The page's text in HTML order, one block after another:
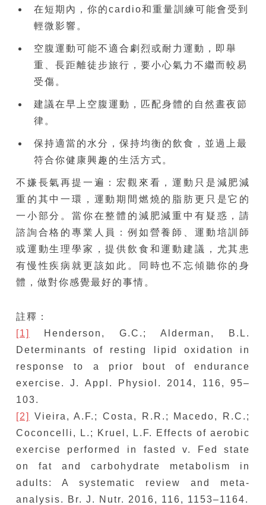
在短期內，你的cardio和重量訓練可能會受到
輕微影響。
空腹運動可能不適合劇烈或耐力運動，即舉
重、長距離徒步旅行，要小心氣力不繼而較易
受傷。
建議在早上空腹運動，匹配身體的自然晝夜節
律。
保持適當的水分，保持均衡的飲食，並過上最
符合你健康興趣的生活方式。
不嫌長氣再提一遍：宏觀來看，運動只是減肥減
重的其中一環，運動期間燃燒的脂肪更只是它的
一小部分。當你在整體的減肥減重中有疑惑，請
諮詢合格的專業人員：例如營養師、運動培訓師
或運動生理學家，提供飲食和運動建議，尤其患
有慢性疾病就更該如此。同時也不忘傾聽你的身
體，做對你感覺最好的事情。
註釋：
[1]
Henderson, G.C.; Alderman, B.L.
Determinants of resting lipid oxidation in
response to a prior bout of endurance
exercise. J. Appl. Physiol. 2014, 116, 95–
103.
[2]
Vieira, A.F.; Costa, R.R.; Macedo, R.C.;
Coconcelli, L.; Kruel, L.F. Effects of aerobic
exercise performed in fasted v. Fed state
on fat and carbohydrate metabolism in
adults: A systematic review and meta-
analysis. Br. J. Nutr. 2016, 116, 1153–1164.